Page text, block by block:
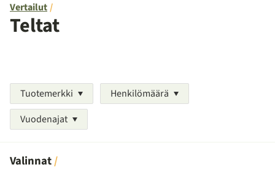
Vertailut
Teltat
Tuotemerkki
Henkilömäärä
Vuodenajat
Valinnat